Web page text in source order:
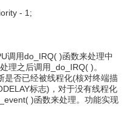
- 1;
调用do_IRQ( )函数来处理中
理之后调用_do_IRQ( )。
是否已经被线程化(核对终端描
标志)，对于没有线程化
)函数来处理。功能实现